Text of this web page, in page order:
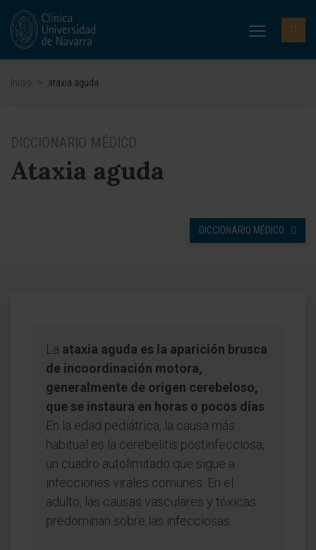
Inicio > ataxia aguda
DICCIONARIO MÉDICO
Ataxia aguda
DICCIONARIO MÉDICO
La ataxia aguda es la aparición brusca
de incoordinación motora,
generalmente de origen cerebeloso,
que se instaura en horas o pocos días
En la edad pediátrica, la causa más
habitual es la cerebelitis postinfecciosa,
un cuadro autolimitado que sigue a
infecciones virales comunes. En el
adulto, las causas vasculares y tóxicas
predominan sobre las infecciosas.